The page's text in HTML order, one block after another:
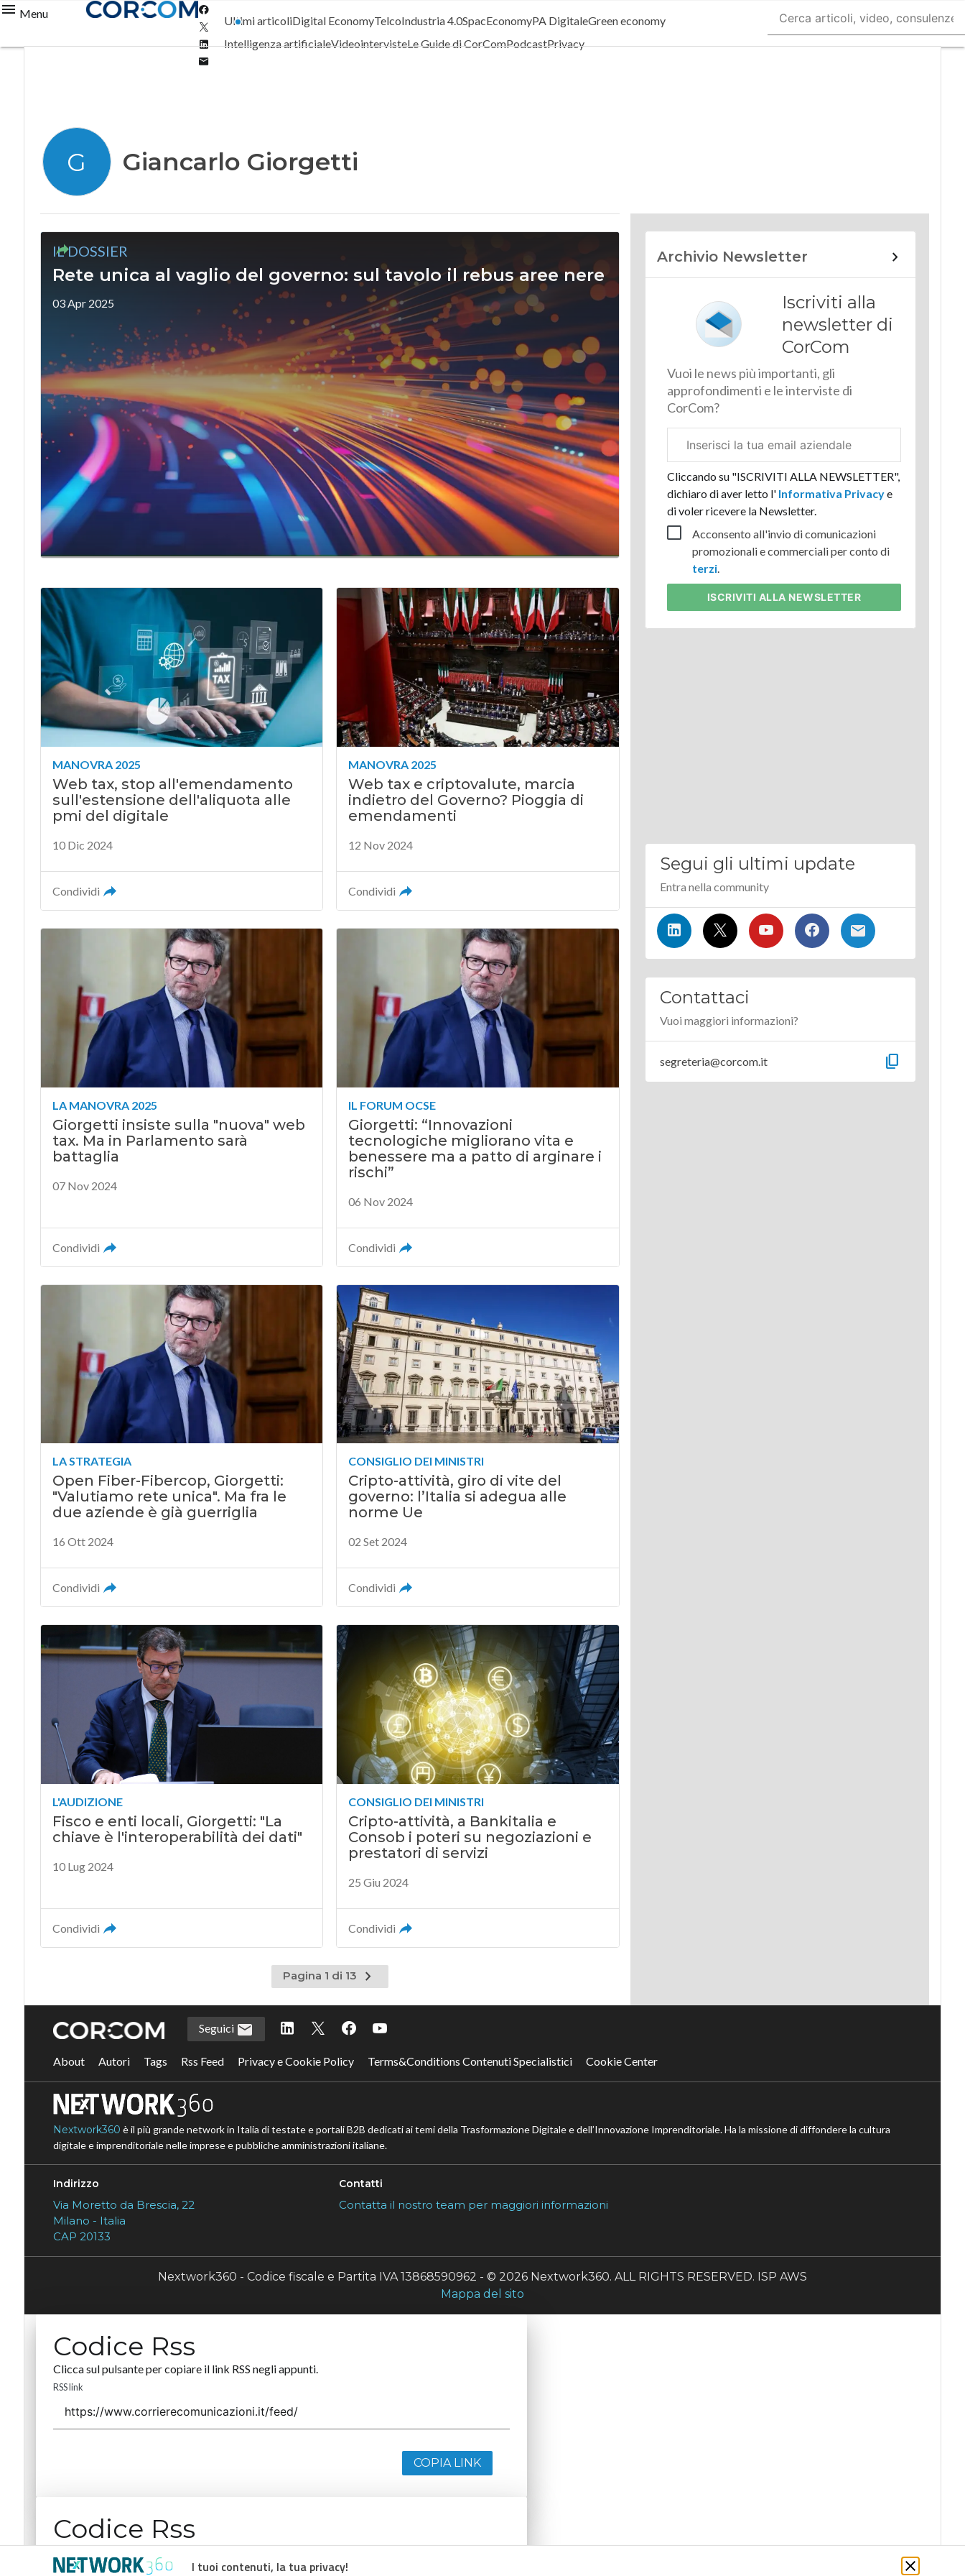
Menu
Twitter
Linkedin
Ultimi articoliDigital EconomyTelcoIndustria 4.0SpacEconomyPA DigitaleGreen economy
Intelligenza artificialeVideointervisteLe Guide di CorComPodcastPrivacy
G Giancarlo Giorgetti
IL DOSSIER
Rete unica al vaglio del governo: sul tavolo il rebus aree nere
03 Apr 2025
MANOVRA 2025
Web tax, stop all'emendamento
sull'estensione dell'aliquota alle
pmi del digitale
10 Dic 2024
Condividi
MANOVRA 2025
Web tax e criptovalute, marcia
indietro del Governo? Pioggia di
emendamenti
12 Nov 2024
Condividi
LA MANOVRA 2025
Giorgetti insiste sulla "nuova" web
tax. Ma in Parlamento sarà
battaglia
07 Nov 2024
Condividi
IL FORUM OCSE
Giorgetti: “Innovazioni
tecnologiche migliorano vita e
benessere ma a patto di arginare i
rischi”
06 Nov 2024
Condividi
LA STRATEGIA
Open Fiber-Fibercop, Giorgetti:
"Valutiamo rete unica". Ma fra le
due aziende è già guerriglia
16 Ott 2024
Condividi
CONSIGLIO DEI MINISTRI
Cripto-attività, giro di vite del
governo: l’Italia si adegua alle
norme Ue
02 Set 2024
Condividi
L'AUDIZIONE
Fisco e enti locali, Giorgetti: "La
chiave è l'interoperabilità dei dati"
10 Lug 2024
Condividi
CONSIGLIO DEI MINISTRI
Cripto-attività, a Bankitalia e
Consob i poteri su negoziazioni e
prestatori di servizi
25 Giu 2024
Condividi
Pagina 1 di 13
Pagina
successiva
Archivio Newsletter
Iscriviti alla
newsletter di
CorCom
Vuoi le news più importanti, gli
approfondimenti e le interviste di
CorCom?
aziendale
Cliccando su "ISCRIVITI ALLA NEWSLETTER",
dichiaro di aver letto l'Informativa Privacye
di voler ricevere la Newsletter.
Acconsento all'invio di comunicazioni
promozionali e commerciali per conto di
terzi.
ISCRIVITI ALLA NEWSLETTER
Segui gli ultimi update
Entra nella community
Contattaci
Vuoi maggiori informazioni?
segreteria@corcom.it content_copy
I tuoi contenuti, la tua privacy!
Seguici
About Autori Tags Rss Feed Privacy e Cookie Policy Terms&Conditions Contenuti Specialistici Cookie Center
Nextwork360 è il più grande network in Italia di testate e portali B2B dedicati ai temi della Trasformazione Digitale e dell’Innovazione Imprenditoriale. Ha la missione di diffondere la cultura
digitale e imprenditoriale nelle imprese e pubbliche amministrazioni italiane.
Indirizzo
Via Moretto da Brescia, 22
Milano - Italia
CAP 20133
Contatti
Contatta il nostro team per maggiori informazioni
Nextwork360 - Codice fiscale e Partita IVA 13868590962 - © 2026 Nextwork360. ALL RIGHTS RESERVED. ISP AWS
Mappa del sito
Codice Rss
Clicca sul pulsante per copiare il link RSS negli appunti.
RSS link
COPIA LINK
Codice Rss
RSS link